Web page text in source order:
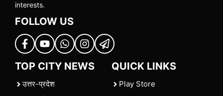
interests.
FOLLOW US
TOP CITY NEWS
उत्तर-प्रदेश
QUICK LINKS
Play Store